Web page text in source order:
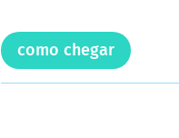
como chegar